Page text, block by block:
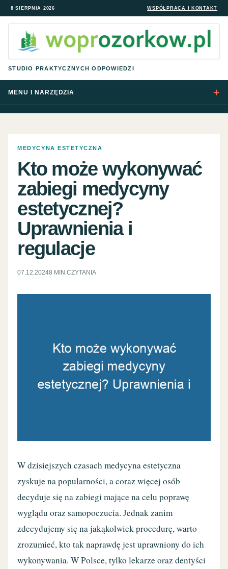
8 SIERPNIA 2026 WSPÓŁPRACA I KONTAKT
STUDIO PRAKTYCZNYCH ODPOWIEDZI
MENU I NARZĘDZIA
MEDYCYNA ESTETYCZNA
Kto może wykonywać
zabiegi medycyny
estetycznej?
Uprawnienia i
regulacje
07.12.20248 MIN CZYTANIA
W dzisiejszych czasach medycyna estetyczna
zyskuje na popularności, a coraz więcej osób
decyduje się na zabiegi mające na celu poprawę
wyglądu oraz samopoczucia. Jednak zanim
zdecydujemy się na jakąkolwiek procedurę, warto
zrozumieć, kto tak naprawdę jest uprawniony do ich
wykonywania. W Polsce, tylko lekarze oraz dentyści